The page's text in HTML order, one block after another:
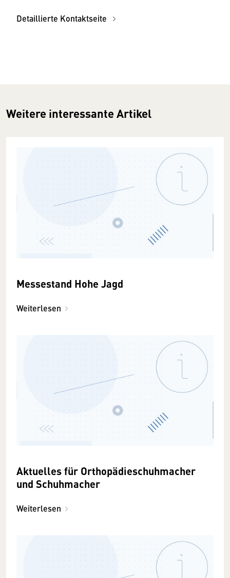
Detaillierte Kontaktseite
Weitere interessante Artikel
Messestand Hohe Jagd
Weiterlesen
Aktuelles für Orthopädieschuhmacher
und Schuhmacher
Weiterlesen